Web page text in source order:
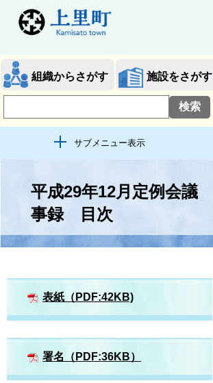
組織からさがす 施設をさがす
サブメニュー表示
平成29年12月定例会議
事録 目次
表紙（PDF:42KB)
署名（PDF:36KB）